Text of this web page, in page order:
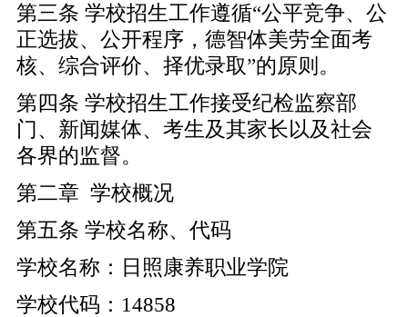
第三条 学校招生工作遵循“公平竞争、公
正选拔、公开程序，德智体美劳全面考
核、综合评价、择优录取”的原则。
第四条 学校招生工作接受纪检监察部
门、新闻媒体、考生及其家长以及社会
各界的监督。
第二章 学校概况
第五条 学校名称、代码
学校名称：日照康养职业学院
学校代码：14858